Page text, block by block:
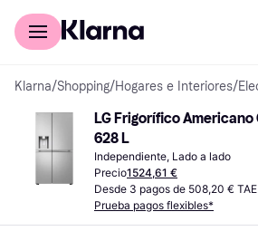
Comprar con Klarna
Klarna/Shopping/Hogares e Interiores/
LG Frigorífico Americano
628 L
Independiente, Lado a lado
Precio1524,61 €
Desde 3 pagos de 508,20 €
Prueba pagos flexibles*